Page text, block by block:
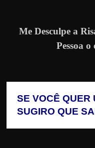
Me Desculpe a
Pessoa
SE VOCÊ QUER
SUGIRO QUE